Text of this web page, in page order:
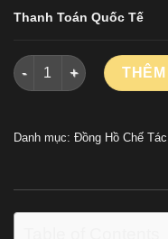
Thanh Toán Quốc Tế
Đồng Hồ Hublot Spirit
Danh mục: Đồng Hồ Chế Tác